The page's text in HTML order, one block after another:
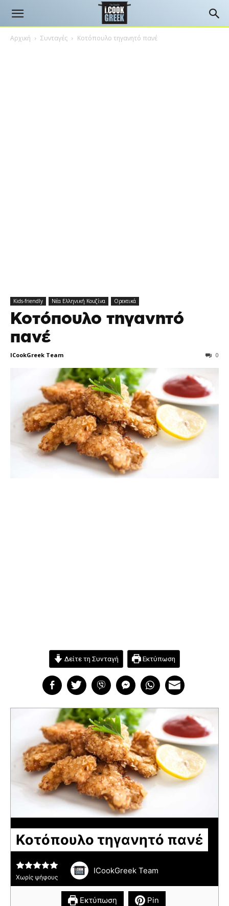
Αρχική Συνταγές Κοτόπουλο τηγανητό πανέ
Kids-friendly Νέα Ελληνική Κουζίνα Ορεκτικά
Κοτόπουλο τηγανητό
πανέ
ICookGreek Team 0
Δείτε τη Συνταγή Εκτύπωση
Κοτόπουλο τηγανητό πανέ
Χωρίς ψήφους
ICookGreek Team
Εκτύπωση Pin